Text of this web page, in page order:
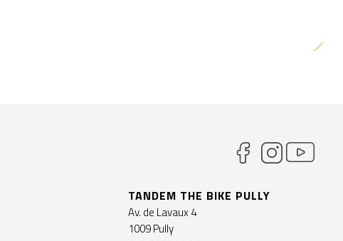
TANDEM THE BIKE PULLY
Av. de Lavaux 4
1009 Pully